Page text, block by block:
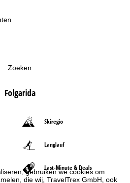
gebruiken we cookies om
die wij, TravelTrex GmbH, ook
Zoeken
Folgarida
Skiregio
Langlauf
Last-Minute & Deals